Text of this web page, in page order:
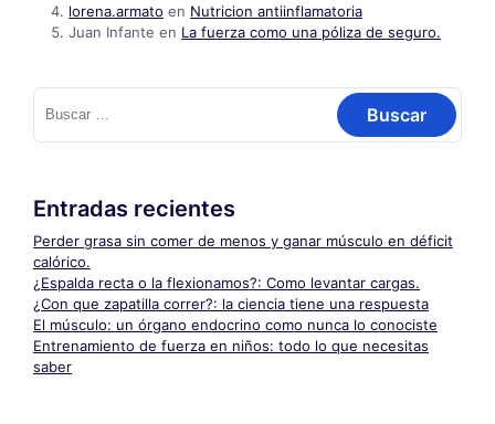
lorena.armato en Nutricion antiinflamatoria
Juan Infante en La fuerza como una póliza de seguro.
Buscar:
Entradas recientes
Perder grasa sin comer de menos y ganar músculo en déficit
calórico.
¿Espalda recta o la flexionamos?: Como levantar cargas.
¿Con que zapatilla correr?: la ciencia tiene una respuesta
El músculo: un órgano endocrino como nunca lo conociste
Entrenamiento de fuerza en niños: todo lo que necesitas
saber